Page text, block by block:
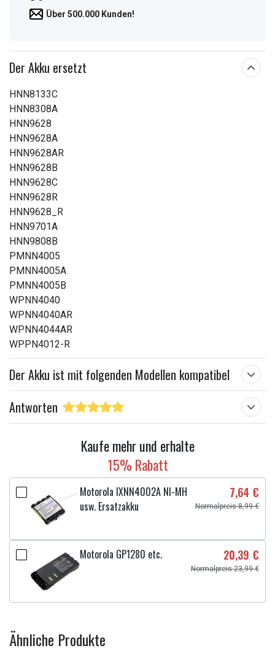
Über 500.000 Kunden!
Der Akku ersetzt
HNN8133C
HNN8308A
HNN9628
HNN9628A
HNN9628AR
HNN9628B
HNN9628C
HNN9628R
HNN9628_R
HNN9701A
HNN9808B
PMNN4005
PMNN4005A
PMNN4005B
WPNN4040
WPNN4040AR
WPNN4044AR
WPPN4012-R
Der Akku ist mit folgenden Modellen kompatibel
Antworten
Kaufe mehr und erhalte
15% Rabatt
Motorola IXNN4002A NI-MH
usw. Ersatzakku
7,64 €
Normalpreis 8,99 €
Motorola GP1280 etc. 20,39 €
Normalpreis 23,99 €
Ähnliche Produkte